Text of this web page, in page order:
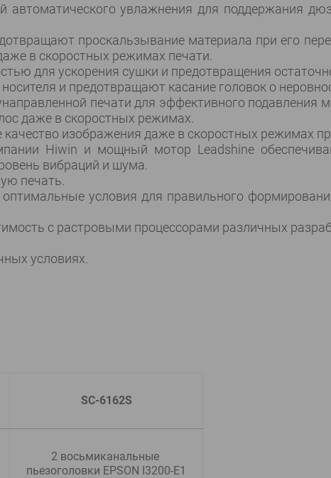
увлажнения для поддержания
проскальзывание материала при его
в скоростных режимах печати.
для ускорения сушки и предотвращения
и предотвращают касание головок о
печати для эффективного подавления
даже в скоростных режимах.
изображения даже в скоростных режимах
Hiwin и мощный мотор Leadshine
вибраций и шума.
печать.
оптимальные условия для правильного
с растровыми процессорами различных
условиях.
SC-6162S
2 восьмиканальные
пьезоголовки EPSON I3200-Е1